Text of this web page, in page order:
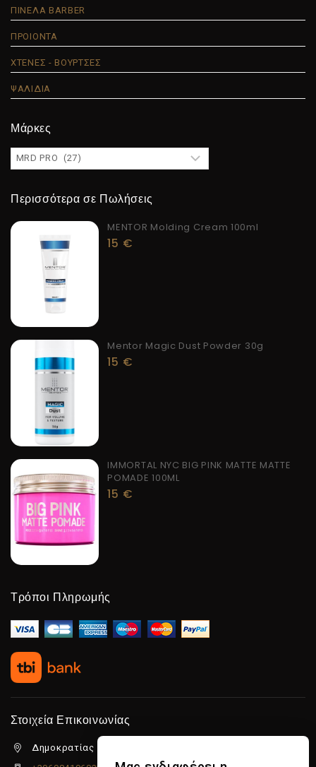
ΠΙΝΕΛΑ BARBER
ΠΡΟΙΟΝΤΑ
ΧΤΕΝΕΣ - ΒΟΥΡΤΣΕΣ
ΨΑΛΙΔΙΑ
Μάρκες
Περισσότερα σε Πωλήσεις
MENTOR Molding Cream 100ml
15 €
Mentor Magic Dust Powder 30g
15 €
IMMORTAL NYC BIG PINK MATTE MATTE
POMADE 100ML
15 €
Τρόποι Πληρωμής
Στοιχεία Επικοινωνίας
Δημοκρατίας 5β Λιμένας Χερσονήσου, 70014